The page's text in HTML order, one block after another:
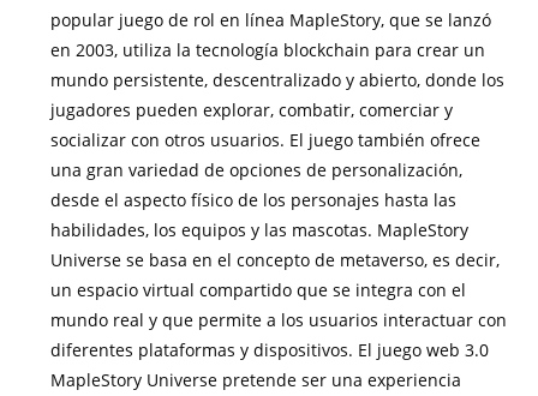
popular juego de rol en línea MapleStory, que se lanzó
en 2003, utiliza la tecnología blockchain para crear un
mundo persistente, descentralizado y abierto, donde los
jugadores pueden explorar, combatir, comerciar y
socializar con otros usuarios. El juego también ofrece
una gran variedad de opciones de personalización,
desde el aspecto físico de los personajes hasta las
habilidades, los equipos y las mascotas. MapleStory
Universe se basa en el concepto de metaverso, es decir,
un espacio virtual compartido que se integra con el
mundo real y que permite a los usuarios interactuar con
diferentes plataformas y dispositivos. El juego web 3.0
MapleStory Universe pretende ser una experiencia